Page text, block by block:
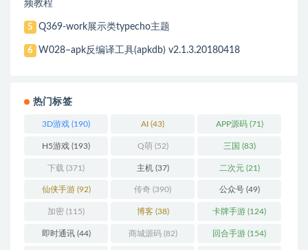
频教程
5 Q369-work展示类typecho主题
6 W028–apk反编译工具(apkdb) v2.1.3.20180418
热门标签
3D游戏 (190) AI (43) APP源码(71)
H5游戏 (193) Q萌(52) 三国 (83)
下载 (371) 主机(37) 二次元(21)
仙侠手游(92) 传奇 (390) 公众号(49)
加密 (115) 博客(38) 卡牌手游 (124)
即时通讯(44) 商城源码(82) 回合手游 (154)